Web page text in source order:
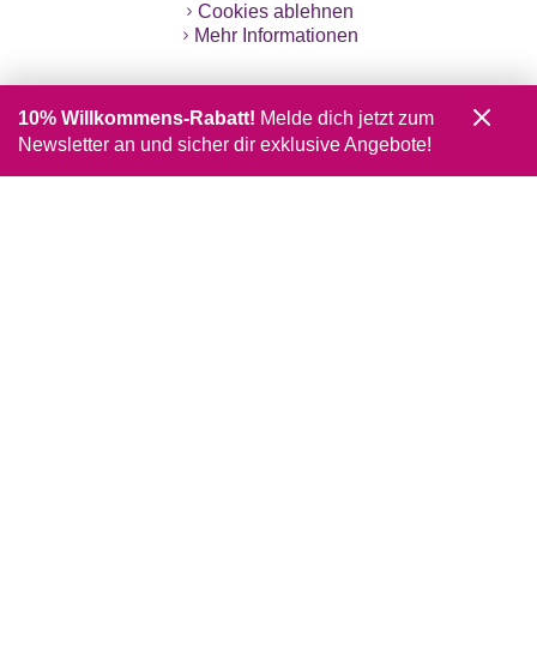
Cookies ablehnen
Mehr Informationen
10% Willkommens-Rabatt! Melde dich jetzt zum
Newsletter an und sicher dir exklusive Angebote!